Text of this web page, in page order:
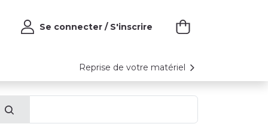
Se connecter / S'inscrire
Reprise de votre matériel